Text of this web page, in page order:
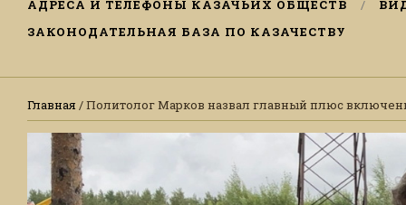
АДРЕСА И ТЕЛЕФОНЫ КАЗАЧЬИХ ОБЩЕСТВ
ЗАКОНОДАТЕЛЬНАЯ БАЗА ПО КАЗАЧЕСТВУ
Главная / Политолог Марков назвал главный плюс